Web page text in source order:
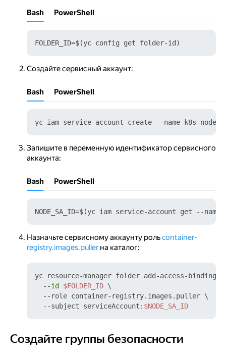
Bash PowerShell
Создайте сервисный аккаунт:
Bash PowerShell
yc iam service-account create --name k8s-node-
Запишите в переменную идентификатор сервисного
аккаунта:
Bash PowerShell
NODE_SA_ID=$(yc iam service-account get --name
Назначьте сервисному аккаунту рольcontainer-
registry.images.puller на каталог:
yc resource-manager folder add-access-binding \
  --
id $FOLDER_ID \
  --role container-registry.images.puller \
  --subject serviceAccount:
$NODE_SA_ID
Создайте группы безопасности
Создайте группы безопасности